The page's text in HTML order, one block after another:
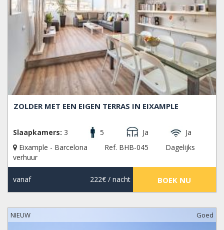
ZOLDER MET EEN EIGEN TERRAS IN EIXAMPLE
Slaapkamers: 3 5 Ja
Ja
Eixample - Barcelona
Ref. BHB-045
Dagelijks
verhuur
vanaf 222€/ nacht BOEK NU
NIEUW Goed